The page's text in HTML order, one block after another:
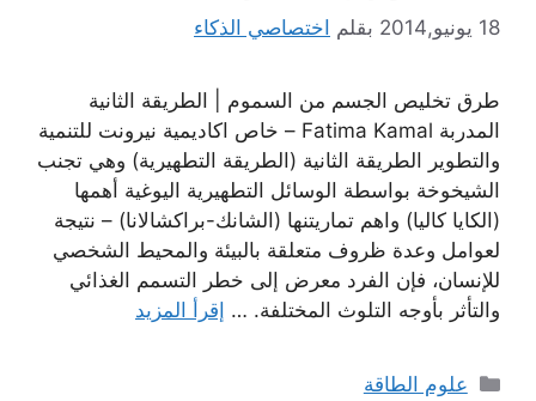
18 يونيو,2014 بقلم اختصاصي الذكاء
طرق تخليص الجسم من السموم | الطريقة الثانية
المدربة Fatima Kamal – خاص اكاديمية نيرونت للتنمية
والتطوير الطريقة الثانية (الطريقة التطهيرية) وهي تجنب
الشيخوخة بواسطة الوسائل التطهيرية اليوغية أهمها
(الكايا كاليا) واهم تماريتنها (الشانك-براكشالانا) – نتيجة
لعوامل وعدة ظروف متعلقة بالبيئة والمحيط الشخصي
للإنسان، فإن الفرد معرض إلى خطر التسمم الغذائي
والتأثر بأوجه التلوث المختلفة. … إقرأ المزيد
التصنيفات
علوم الطاقة